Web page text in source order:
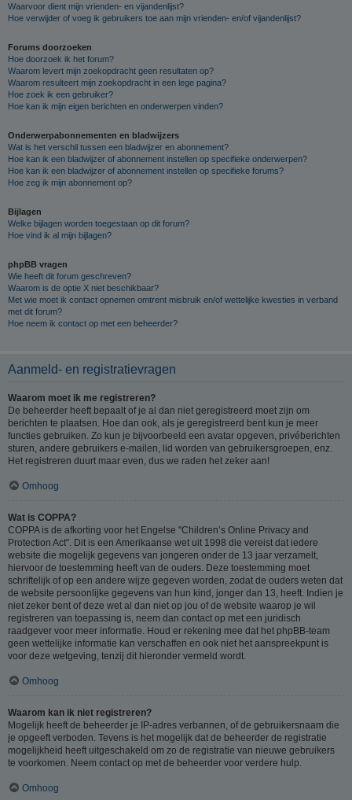
Waarvoor dient mijn vrienden- en vijandenlijst?
Hoe verwijder of voeg ik gebruikers toe aan mijn vrienden- en/of vijandenlijst?
Forums doorzoeken
Hoe doorzoek ik het forum?
Waarom levert mijn zoekopdracht geen resultaten op?
Waarom resulteert mijn zoekopdracht in een lege pagina?
Hoe zoek ik een gebruiker?
Hoe kan ik mijn eigen berichten en onderwerpen vinden?
Onderwerpabonnementen en bladwijzers
Wat is het verschil tussen een bladwijzer en abonnement?
Hoe kan ik een bladwijzer of abonnement instellen op specifieke onderwerpen?
Hoe kan ik een bladwijzer of abonnement instellen op specifieke forums?
Hoe zeg ik mijn abonnement op?
Bijlagen
Welke bijlagen worden toegestaan op dit forum?
Hoe vind ik al mijn bijlagen?
phpBB vragen
Wie heeft dit forum geschreven?
Waarom is de optie X niet beschikbaar?
Met wie moet ik contact opnemen omtrent misbruik en/of wettelijke kwesties in verband
met dit forum?
Hoe neem ik contact op met een beheerder?
Aanmeld- en registratievragen
Waarom moet ik me registreren?
De beheerder heeft bepaalt of je al dan niet geregistreerd moet zijn om
berichten te plaatsen. Hoe dan ook, als je geregistreerd bent kun je meer
functies gebruiken. Zo kun je bijvoorbeeld een avatar opgeven, privéberichten
sturen, andere gebruikers e-mailen, lid worden van gebruikersgroepen, enz.
Het registreren duurt maar even, dus we raden het zeker aan!
Omhoog
Wat is COPPA?
COPPA is de afkorting voor het Engelse "Children’s Online Privacy and
Protection Act". Dit is een Amerikaanse wet uit 1998 die vereist dat iedere
website die mogelijk gegevens van jongeren onder de 13 jaar verzamelt,
hiervoor de toestemming heeft van de ouders. Deze toestemming moet
schriftelijk of op een andere wijze gegeven worden, zodat de ouders weten dat
de website persoonlijke gegevens van hun kind, jonger dan 13, heeft. Indien je
niet zeker bent of deze wet al dan niet op jou of de website waarop je wil
registreren van toepassing is, neem dan contact op met een juridisch
raadgever voor meer informatie. Houd er rekening mee dat het phpBB-team
geen wettelijke informatie kan verschaffen en ook niet het aanspreekpunt is
voor deze wetgeving, tenzij dit hieronder vermeld wordt.
Omhoog
Waarom kan ik niet registreren?
Mogelijk heeft de beheerder je IP-adres verbannen, of de gebruikersnaam die
je opgeeft verboden. Tevens is het mogelijk dat de beheerder de registratie
mogelijkheid heeft uitgeschakeld om zo de registratie van nieuwe gebruikers
te voorkomen. Neem contact op met de beheerder voor verdere hulp.
Omhoog